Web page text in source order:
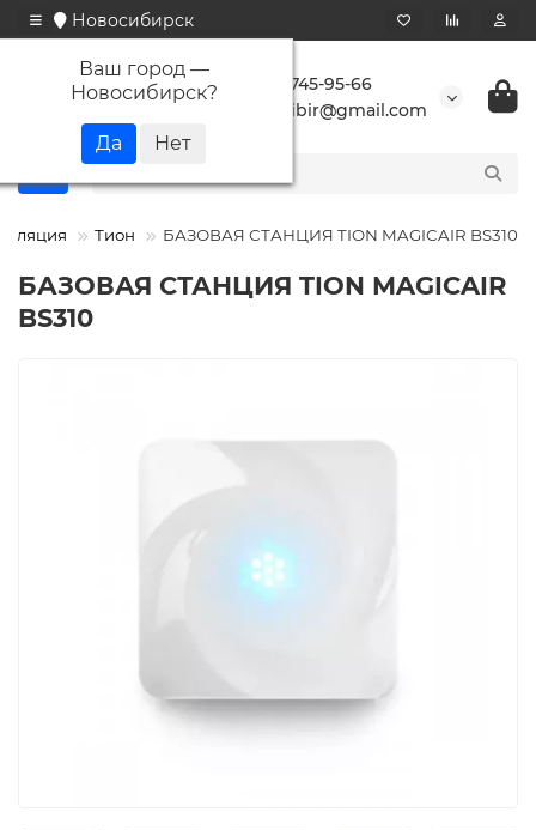
Новосибирск
Ваш город —
Новосибирск?
+7 923 745-95-66
buransibir@gmail.com
Тион БАЗОВАЯ СТАНЦИЯ TION MAGICAIR BS310
БАЗОВАЯ СТАНЦИЯ TION MAGICAIR
BS310